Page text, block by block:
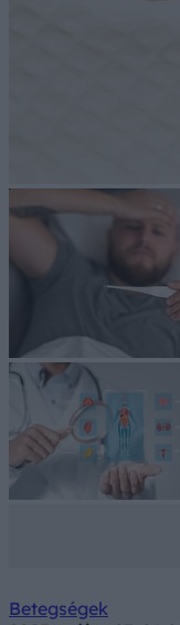
Betegségek